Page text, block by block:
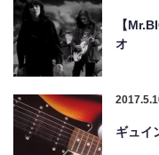
【
オ
ギュイ